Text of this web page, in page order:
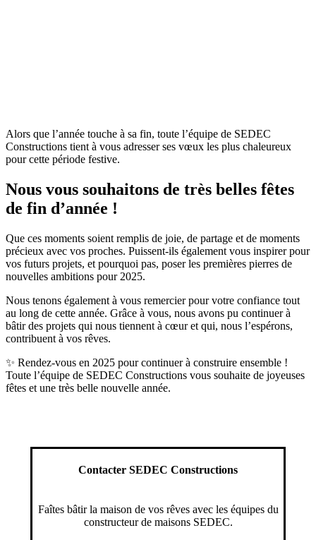
Alors que l’année touche à sa fin, toute l’équipe de SEDEC
Constructions tient à vous adresser ses vœux les plus chaleureux
pour cette période festive.
Nous vous souhaitons de très belles fêtes
de fin d’année !
Que ces moments soient remplis de joie, de partage et de moments
précieux avec vos proches. Puissent-ils également vous inspirer pour
vos futurs projets, et pourquoi pas, poser les premières pierres de
nouvelles ambitions pour 2025.
Nous tenons également à vous remercier pour votre confiance tout
au long de cette année. Grâce à vous, nous avons pu continuer à
bâtir des projets qui nous tiennent à cœur et qui, nous l’espérons,
contribuent à vos rêves.
✨ Rendez-vous en 2025 pour continuer à construire ensemble !
Toute l’équipe de SEDEC Constructions vous souhaite de joyeuses
fêtes et une très belle nouvelle année.
Contacter SEDEC Constructions
Faîtes bâtir la maison de vos rêves avec les équipes du
constructeur de maisons SEDEC.